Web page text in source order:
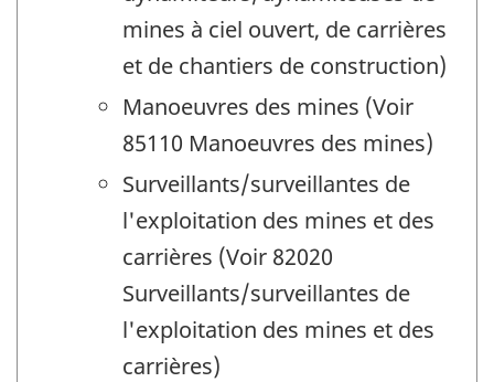
mines à ciel ouvert, de carrières
et de chantiers de construction)
Manoeuvres des mines (Voir
85110 Manoeuvres des mines)
Surveillants/surveillantes de
l'exploitation des mines et des
carrières (Voir 82020
Surveillants/surveillantes de
l'exploitation des mines et des
carrières)